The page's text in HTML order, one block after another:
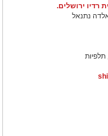
רדיו ירושלים.
נתנאל